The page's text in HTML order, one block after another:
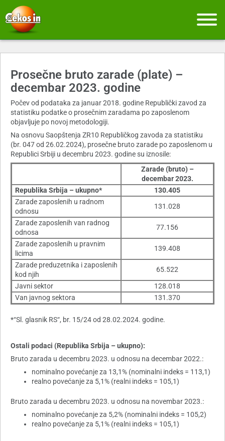
Prosečne bruto zarade (plate) –
decembar 2023. godine
Počev od podataka za januar 2018. godine Republički zavod za
statistiku podatke o prosečnim zaradama po zaposlenom
objavljuje po novoj metodologiji.
Na osnovu Saopštenja ZR10 Republičkog zavoda za statistiku
(br. 047 od 26.02.2024), prosečne bruto zarade po zaposlenom u
Republici Srbiji u decembru 2023. godine su iznosile:
Zarade (bruto) –
decembar 2023.
Republika Srbija – ukupno*
130.405
Zarade zaposlenih u radnom
odnosu
131.028
Zarade zaposlenih van radnog
odnosa
77.156
Zarade zaposlenih u pravnim
licima
139.408
Zarade preduzetnika i zaposlenih
kod njih
65.522
Javni sektor
128.018
Van javnog sektora
131.370
*“Sl. glasnik RS“, br. 15/24 od 28.02.2024. godine.
Ostali podaci (Republika Srbija – ukupno):
Bruto zarada u decembru 2023. u odnosu na decembar 2022.:
nominalno povećanje za 13,1% (nominalni indeks = 113,1)
realno povećanje za 5,1% (realni indeks = 105,1)
Bruto zarada u decembru 2023. u odnosu na novembar 2023.:
nominalno povećanje za 5,2% (nominalni indeks = 105,2)
realno povećanje za 5,1% (realni indeks = 105,1)